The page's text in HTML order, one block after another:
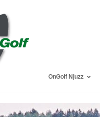
OnGolf Njuzz